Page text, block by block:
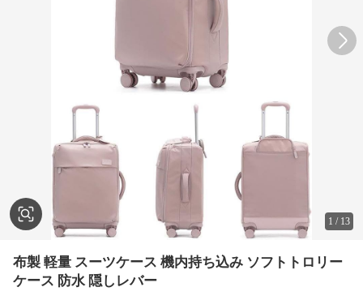
1 / 13
布製 軽量 スーツケース 機内持ち込み ソフトトロリー
ケース 防水 隠しレバー